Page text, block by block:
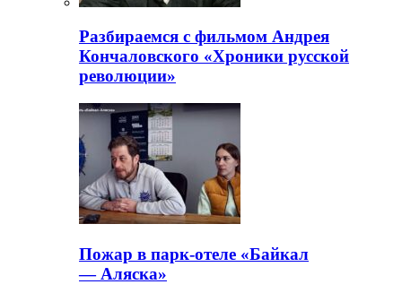
Разбираемся с фильмом Андрея
Кончаловского «Хроники русской
революции»
Пожар в парк-отеле «Байкал
— Аляска»